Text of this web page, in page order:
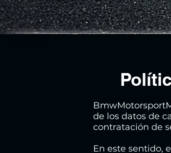
de los datos de
contratación de
En este sentido,